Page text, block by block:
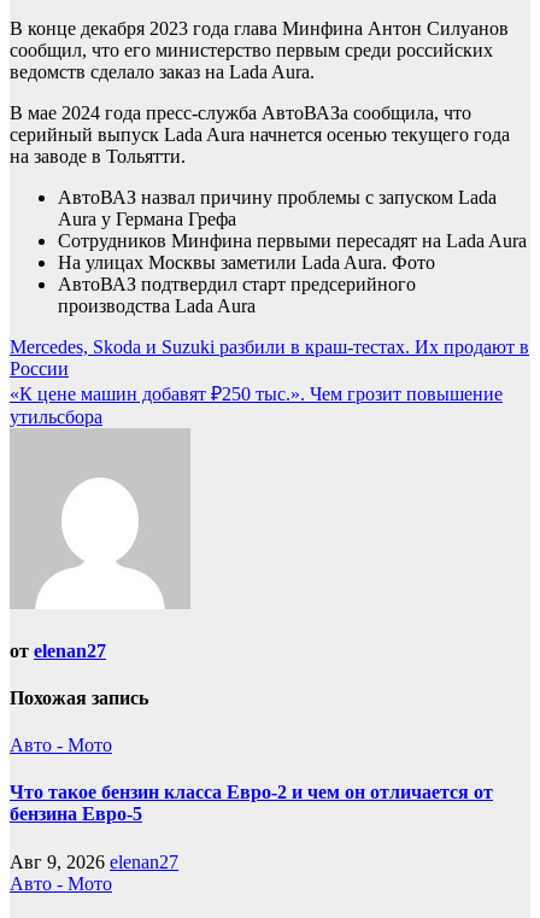
В конце декабря 2023 года глава Минфина Антон Силуанов
сообщил, что его министерство первым среди российских
ведомств сделало заказ на Lada Aura.
В мае 2024 года пресс-служба АвтоВАЗа сообщила, что
серийный выпуск Lada Aura начнется осенью текущего года
на заводе в Тольятти.
АвтоВАЗ назвал причину проблемы с запуском Lada
Aura у Германа Грефа
Сотрудников Минфина первыми пересадят на Lada Aura
На улицах Москвы заметили Lada Aura. Фото
АвтоВАЗ подтвердил старт предсерийного
производства Lada Aura
Навигация
по
записям
Mercedes, Skoda и Suzuki разбили в краш-тестах. Их продают в
России
«К цене машин добавят ₽250 тыс.». Чем грозит повышение
утильсбора
от elenan27
Похожая запись
Авто - Мото
Что такое бензин класса Евро-2 и чем он отличается от
бензина Евро-5
Авг 9, 2026 elenan27
Авто - Мото